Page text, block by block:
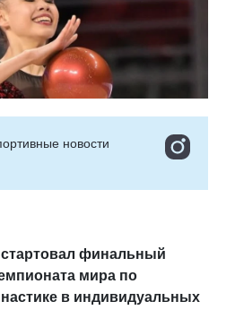
новости
финальный
мира по
в индивидуальных